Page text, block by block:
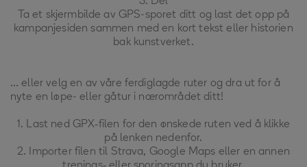
Ta et skjermbilde av GPS-sporet ditt og last det opp på
kampanjesiden sammen med en kort tekst eller historien
bak kunstverket.
… eller velg en av våre ferdiglagde ruter og dra ut for å
nyte en løpe- eller gåtur i nærområdet ditt!
1. Last ned GPX‑filen for den ønskede ruten ved å klikke
på lenken nedenfor.
2. Importer filen til Strava, Google Maps eller en annen